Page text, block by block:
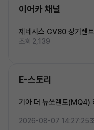
이어카 채널
제네시스 GV80 장기렌
조회 2,139
E-스토리
기아 더 뉴쏘렌토(MQ4)
2026-08-07 14:27:25